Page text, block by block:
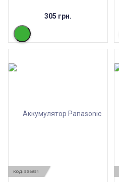
305 грн.
КОД: 556851